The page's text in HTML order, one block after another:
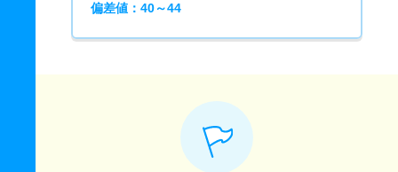
偏差値：40～44